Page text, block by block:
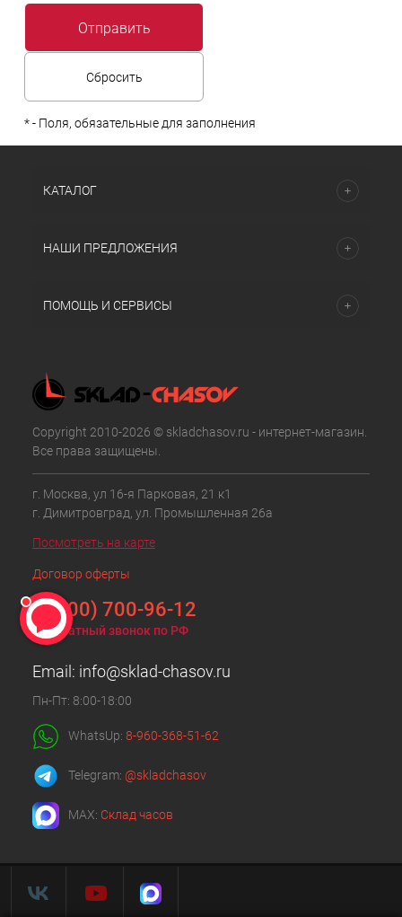
*- Поля, обязательные для заполнения
КАТАЛОГ
НАШИ ПРЕДЛОЖЕНИЯ
ПОМОЩЬ И СЕРВИСЫ
Copyright 2010-2026 © skladchasov.ru - интернет-магазин.
Все права защищены.
г. Москва, ул 16-я Парковая, 21 к1
г. Димитровград, ул. Промышленная 26а
Посмотреть на карте
Договор оферты
8 (800) 700-96-12
Бесплатный звонок по РФ
Email: info@sklad-chasov.ru
Пн-Пт: 8:00-18:00
WhatsUp: 8-960-368-51-62
Telegram: @skladchasov
MAX: Склад часов